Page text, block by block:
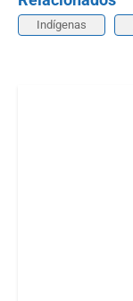
Indígenas